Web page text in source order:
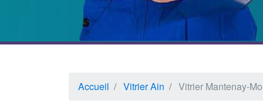
Accueil Vitrier Ain Vitrier Mantenay-